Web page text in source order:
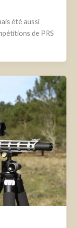
été aussi
de PRS